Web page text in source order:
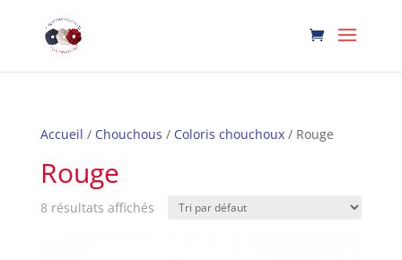
Accueil / Chouchous / Coloris chouchoux/ Rouge
Rouge
8 résultats affichés